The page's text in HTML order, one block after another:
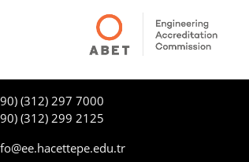
(312) 297 7000
(312) 299 2125